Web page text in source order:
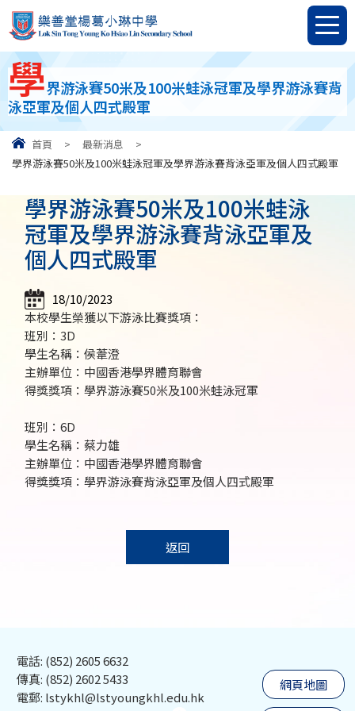
學界游泳賽50米及100米蛙泳冠軍及學界游泳賽背
泳亞軍及個人四式殿軍
首頁 > 最新消息
>
學界游泳賽50米及100米蛙泳冠軍及學界游泳賽背泳亞軍及個人四式殿軍
學界游泳賽50米及100米蛙泳
冠軍及學界游泳賽背泳亞軍及
個人四式殿軍
18/10/2023
本校學生榮獲以下游泳比賽獎項：
班別：3D
學生名稱：侯葦澄
主辦單位：中國香港學界體育聯會
得獎獎項：學界游泳賽50米及100米蛙泳冠軍
班別：6D
學生名稱：蔡力雄
主辦單位：中國香港學界體育聯會
得獎獎項：學界游泳賽背泳亞軍及個人四式殿軍
返回
電話: (852) 2605 6632
傳真: (852) 2602 5433
電郵: lstykhl@lstyoungkhl.edu.hk
網頁地圖